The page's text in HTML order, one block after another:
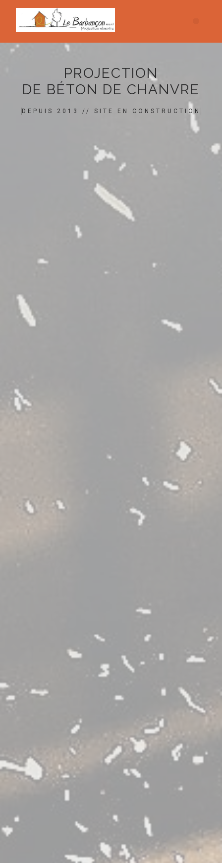
PROJECTION
DE BÉTON DE CHANVRE
DEPUIS 2013 // SITE EN CONSTRUCTION